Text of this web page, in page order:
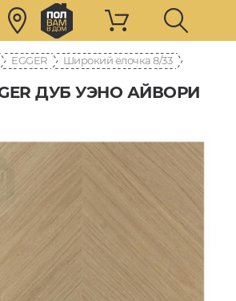
EGGER 8/33 Широкий ёлочка
ДУБ УЭНО АЙВОРИ